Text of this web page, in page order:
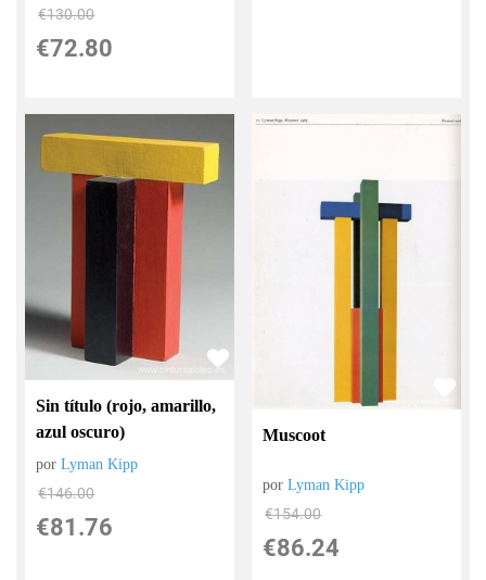
€130.00
€72.80
Sin título (rojo, amarillo,
azul oscuro)
porLyman Kipp
€146.00
€81.76
Muscoot
porLyman Kipp
€154.00
€86.24